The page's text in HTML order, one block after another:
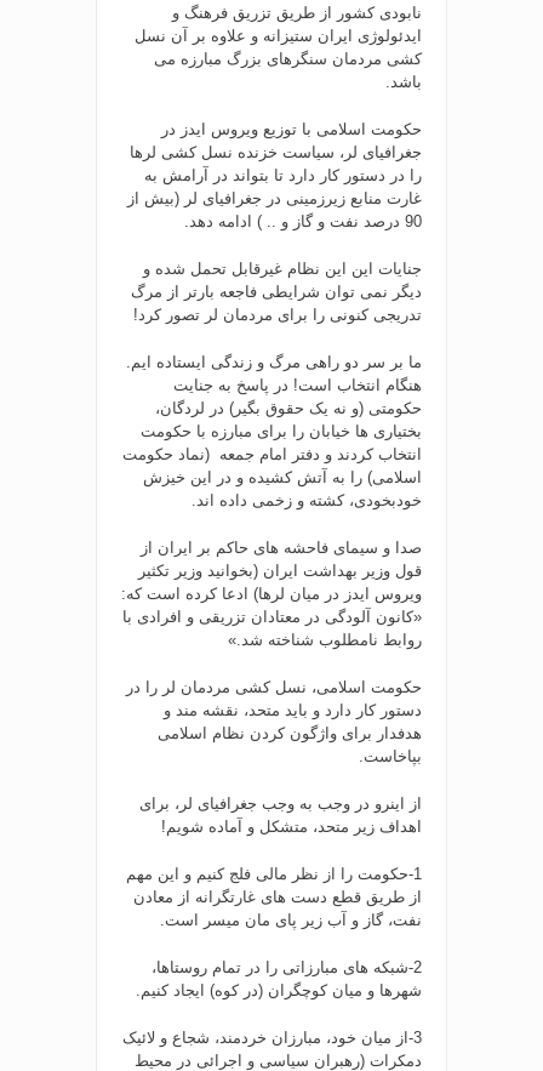
نابودی کشور از طریق تزریق فرهنگ و
ایدئولوژی ایران ستیزانه و علاوه بر آن نسل
کشی مردمان سنگرهای بزرگ مبارزه می
باشد.
حکومت اسلامی با توزیع ویروس ایدز در
جغرافیای لر، سیاست خزنده نسل کشی لرها
را در دستور کار دارد تا بتواند در آرامش به
غارت منابع زیرزمینی در جغرافیای لر (بیش از
90 درصد نفت و گاز و .. ) ادامه دهد.
جنایات این این نظام غیرقابل تحمل شده و
دیگر نمی توان شرایطی فاجعه بارتر از مرگ
تدریجی کنونی را برای مردمان لر تصور کرد!
ما بر سر دو راهی مرگ و زندگی ایستاده ایم.
هنگام انتخاب است! در پاسخ به جنایت
حکومتی (و نه یک حقوق بگیر) در لردگان،
بختیاری ها خیابان را برای مبارزه با حکومت
انتخاب کردند و دفتر امام جمعه (نماد حکومت
اسلامی) را به آتش کشیده و در این خیزش
خودبخودی، کشته و زخمی داده اند.
صدا و سیمای فاحشه های حاکم بر ایران از
قول وزیر بهداشت ایران (بخوانید وزیر تکثیر
ویروس ایدز در میان لرها) ادعا کرده است که:
«کانون آلودگی در معتادان تزریقی و افرادی با
روابط نامطلوب شناخته شد.»
حکومت اسلامی، نسل کشی مردمان لر را در
دستور کار دارد و باید متحد، نقشه مند و
هدفدار برای واژگون کردن نظام اسلامی
بپاخاست.
از اینرو در وجب به وجب جغرافیای لر، برای
اهداف زیر متحد، متشکل و آماده شویم!
1-حکومت را از نظر مالی فلج کنیم و این مهم
از طریق قطع دست های غارتگرانه از معادن
نفت، گاز و آب زیر پای مان میسر است.
2-شبکه های مبارزاتی را در تمام روستاها،
شهرها و میان کوچگران (در کوه) ایجاد کنیم.
3-از میان خود، مبارزان خردمند، شجاع و لائیک
دمکرات (رهبران سیاسی و اجرائی در محیط